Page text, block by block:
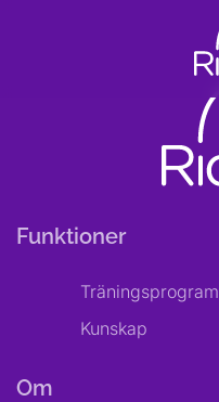
Funktioner
Träningsprogram
Kunskap
Om